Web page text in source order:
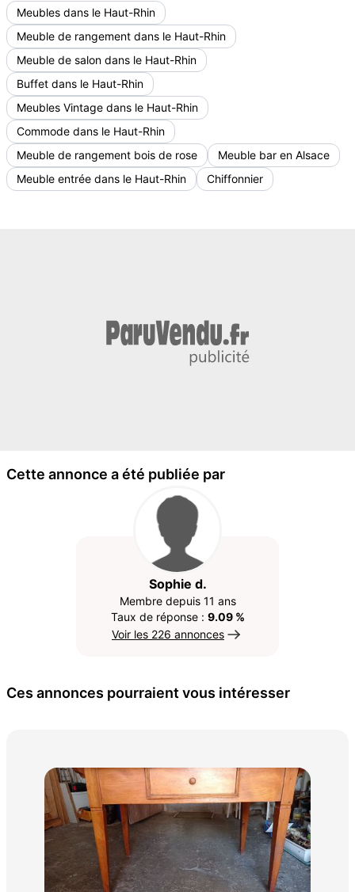
Meubles dans le Haut-Rhin
Meuble de rangement dans le Haut-Rhin
Meuble de salon dans le Haut-Rhin
Buffet dans le Haut-Rhin
Meubles Vintage dans le Haut-Rhin
Commode dans le Haut-Rhin
Meuble de rangement bois de rose
Meuble bar en Alsace
Meuble entrée dans le Haut-Rhin
Chiffonnier
Cette annonce a été publiée par
Sophie d.
Membre depuis 11 ans
Taux de réponse : 9.09 %
Voir les 226 annonces
Ces annonces pourraient vous intéresser